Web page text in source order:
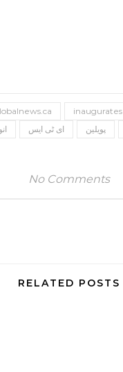
inaugurates
ای ٹی ایس پویلین
No Comments
RELATED POSTS